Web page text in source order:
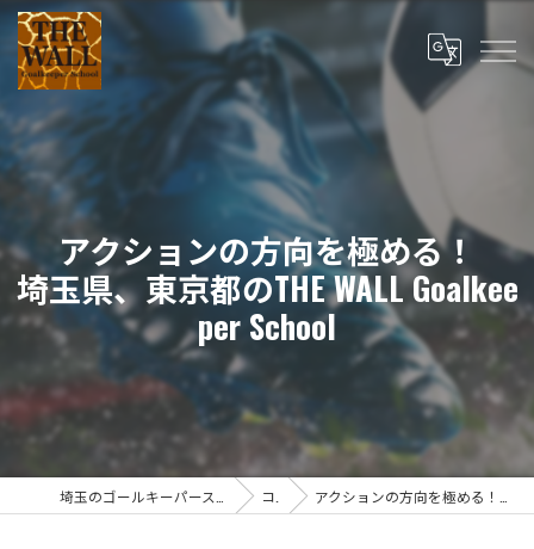
アクションの方向を極める！
埼玉県、東京都のTHE WALL Goalkee
per School
コラム アクションの方向を極める！埼玉県、東京都のTHE WALL Goalkeeper School